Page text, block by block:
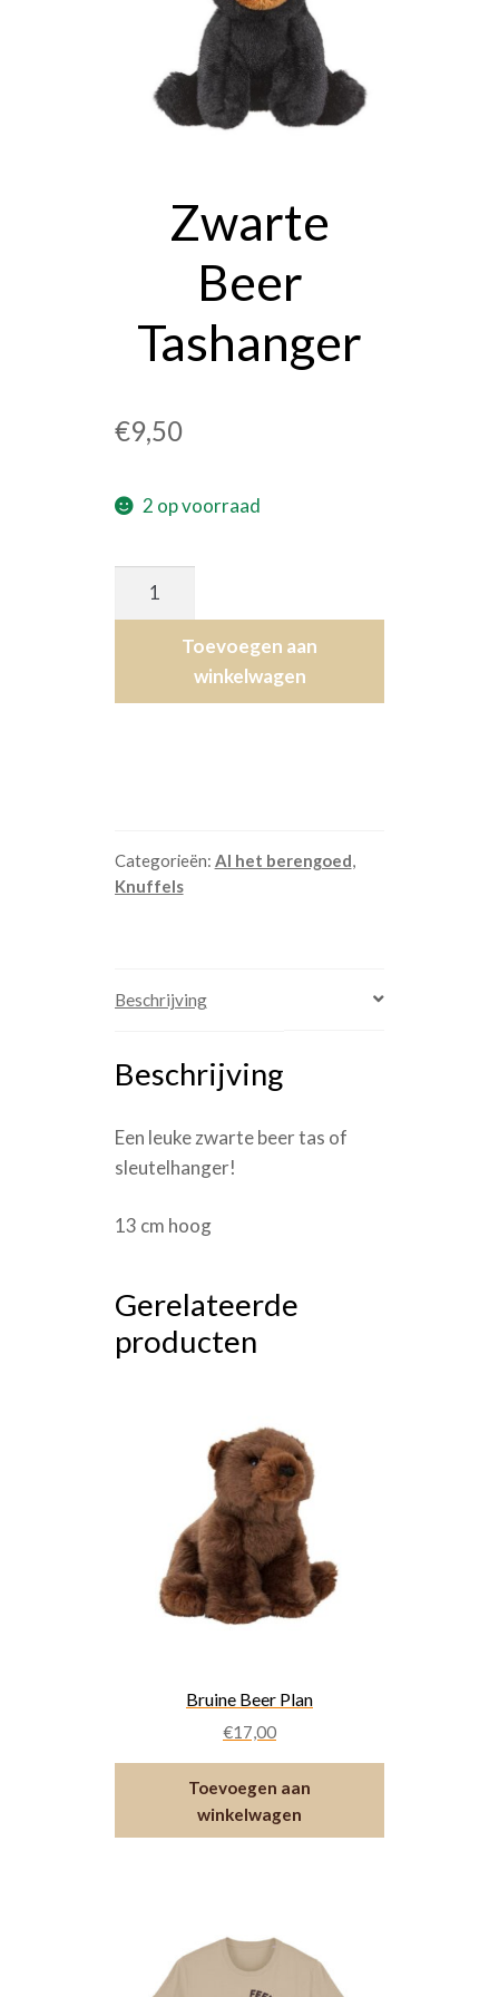
OVER ONS
PRIVACYVERKLARING
WINKELMAND
Zwarte
Beer
Tashanger
€9,50
2 op voorraad
Zwarte
TashangerToevoegen aan
winkelwagen
Categorieën: Al het berengoed,
Knuffels
Beschrijving
Beschrijving
Een leuke zwarte beer tas of
sleutelhanger!
13 cm hoog
Gerelateerde
producten
Bruine Beer Plan
€17,00
Toevoegen aan
winkelwagen